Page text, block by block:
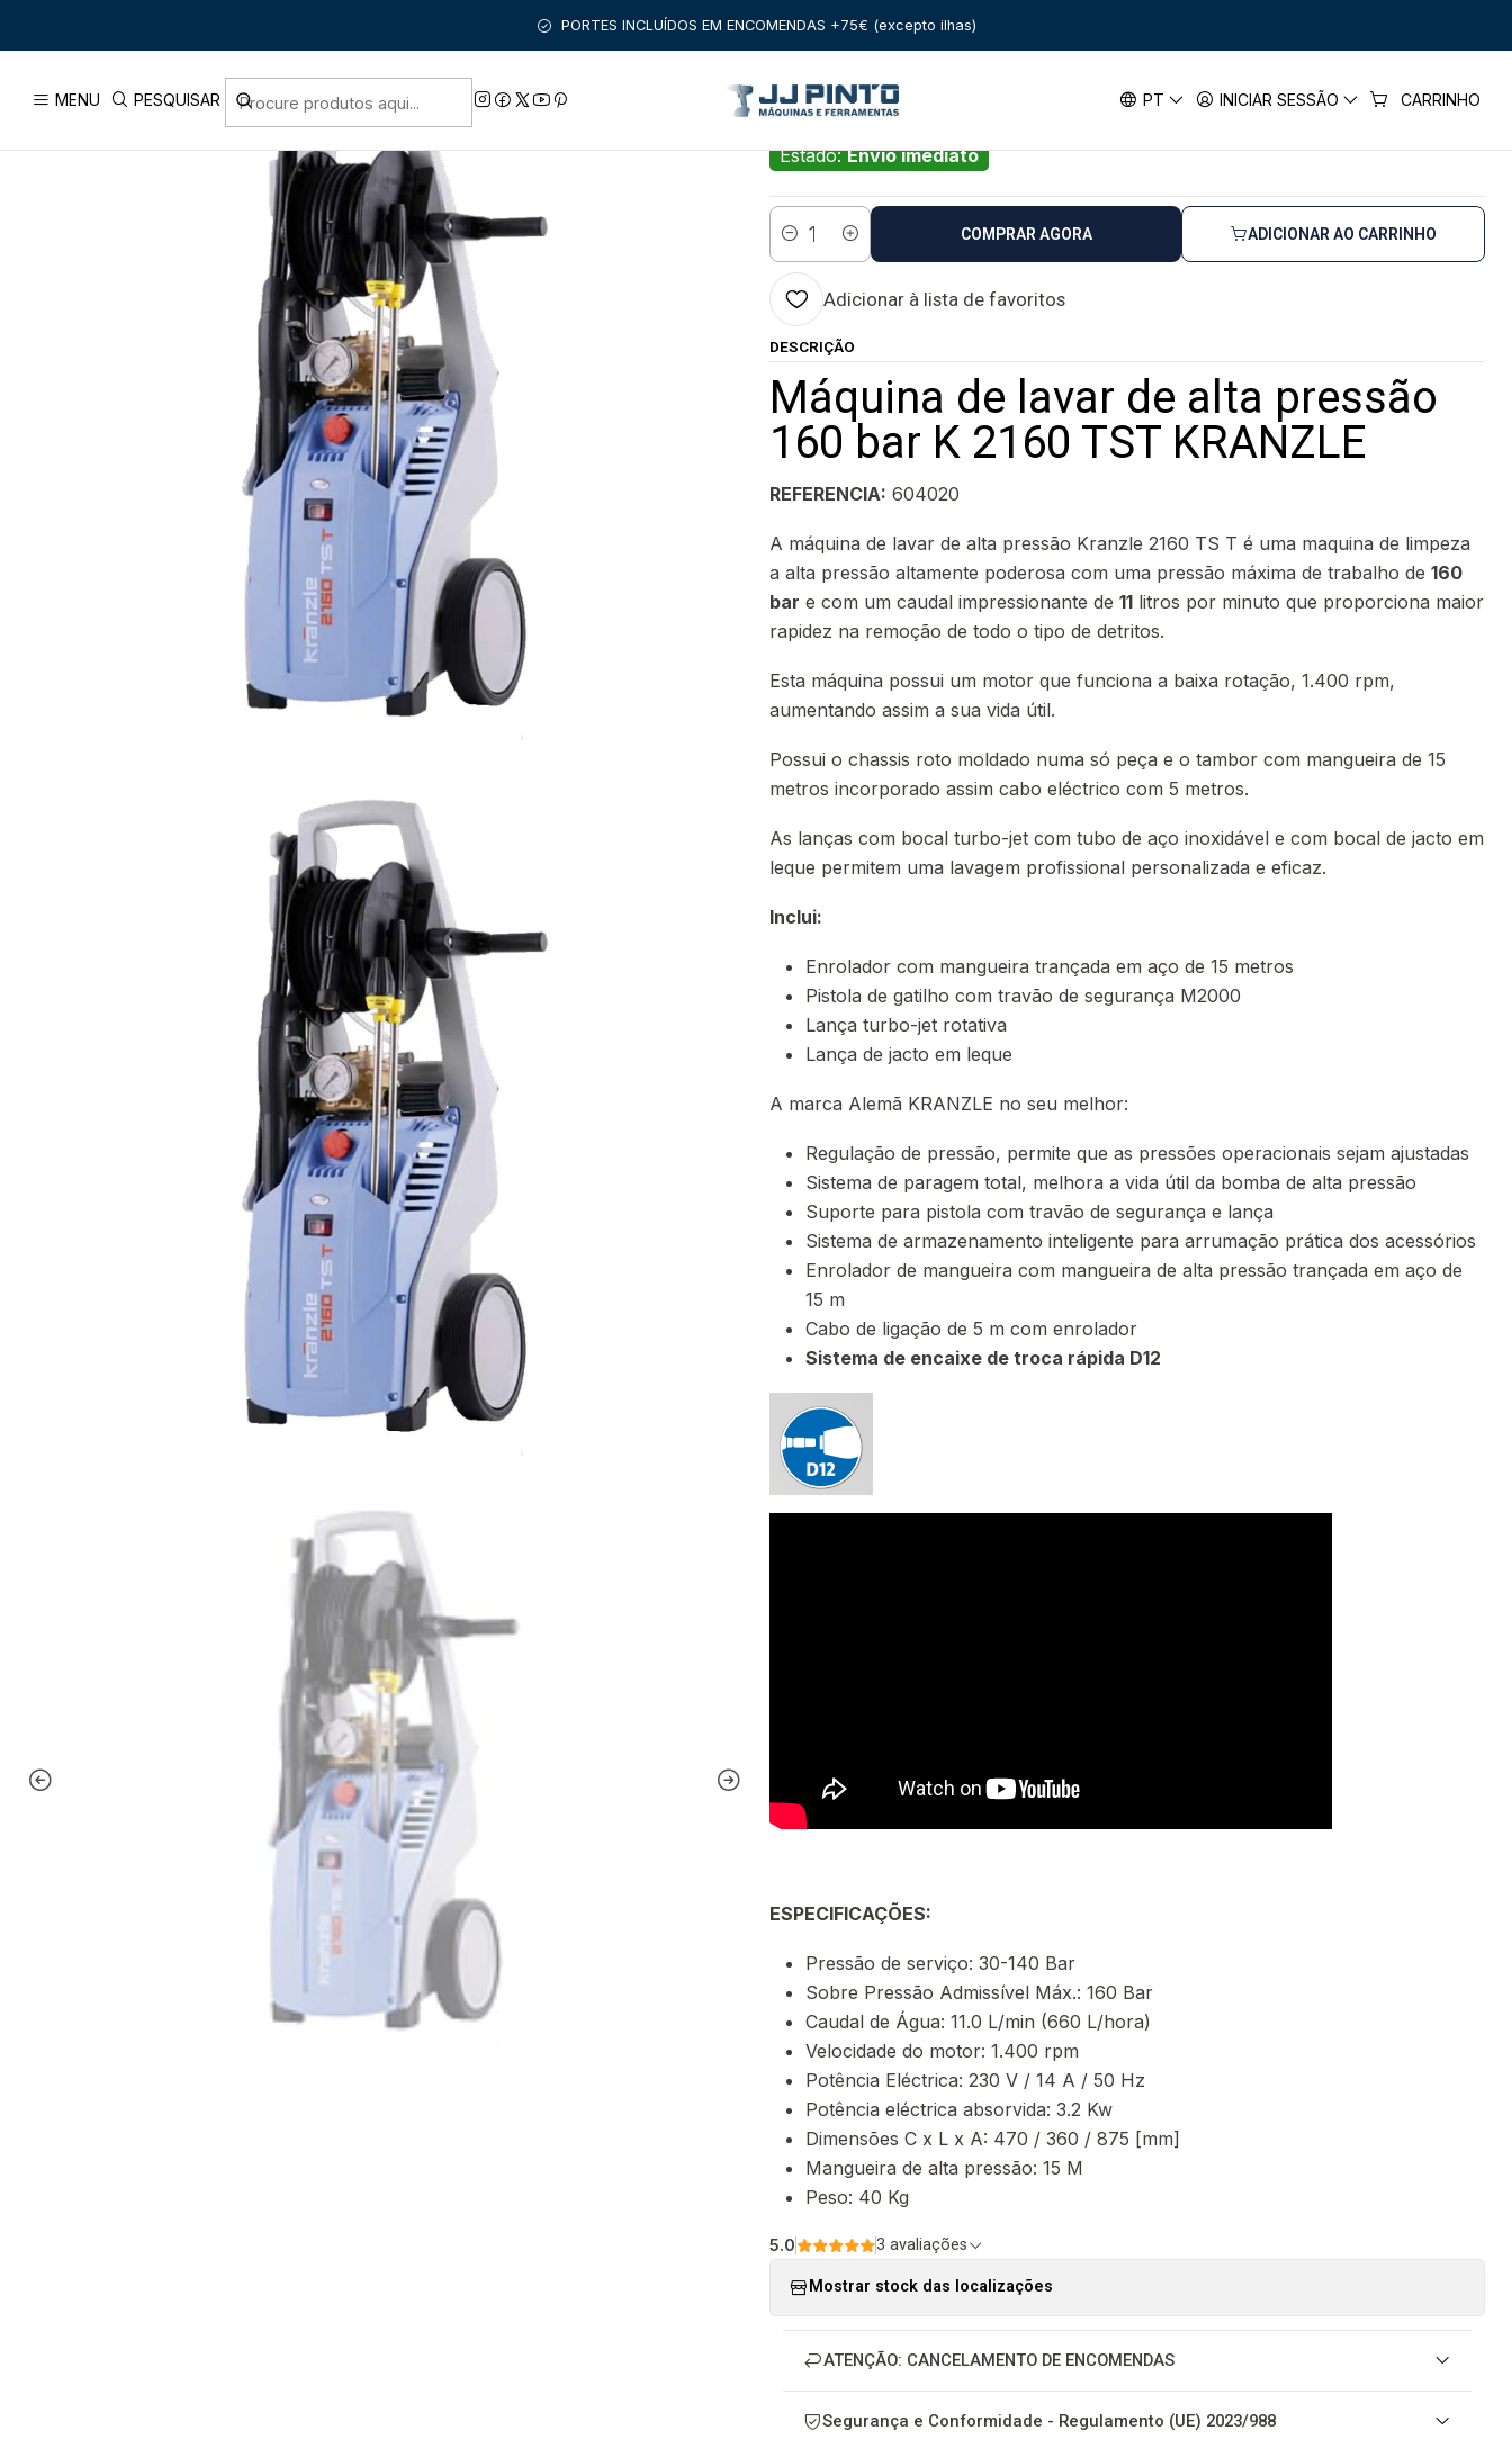
MENU PESQUISAR PT INICIAR SESSÃO CARRINHO
PORTES INCLUÍDOS EM ENCOMENDAS +75€ (excepto ilhas)
MÁQUINAS DE LAVAR DE ALTA PRESSÃO KRANZLE Máquina de lavar de alta pressão 160 bar K 2160 TST KRANZLE
Máquina de lavar de alta pressão 160 bar K 2160 TST
KRANZLE
Estado:Envio imediato
Quantidade
ADICIONAR AO CARRINHO
COMPRAR AGORA
Adicionar à lista de favoritos
DESCRIÇÃO
Máquina de lavar de alta pressão
160 bar K 2160 TST KRANZLE
REFERENCIA: 604020
A máquina de lavar de alta pressão Kranzle 2160 TS T é uma maquina de limpeza
a alta pressão altamente poderosa com uma pressão máxima de trabalho de 160
bar e com um caudal impressionante de 11 litros por minuto que proporciona maior
rapidez na remoção de todo o tipo de detritos.
Esta máquina possui um motor que funciona a baixa rotação, 1.400 rpm,
aumentando assim a sua vida útil.
Possui o chassis roto moldado numa só peça e o tambor com mangueira de 15
metros incorporado assim cabo eléctrico com 5 metros.
As lanças com bocal turbo-jet com tubo de aço inoxidável e com bocal de jacto em
leque permitem uma lavagem profissional personalizada e eficaz.
Inclui:
Enrolador com mangueira trançada em aço de 15 metros
Pistola de gatilho com travão de segurança M2000
Lança turbo-jet rotativa
Lança de jacto em leque
A marca Alemã KRANZLE no seu melhor:
Regulação de pressão, permite que as pressões operacionais sejam ajustadas
Sistema de paragem total, melhora a vida útil da bomba de alta pressão
Suporte para pistola com travão de segurança e lança
Sistema de armazenamento inteligente para arrumação prática dos acessórios
Enrolador de mangueira com mangueira de alta pressão trançada em aço de
15 m
Cabo de ligação de 5 m com enrolador
Sistema de encaixe de troca rápida D12
ESPECIFICAÇÕES:
Pressão de serviço: 30-140 Bar
Sobre Pressão Admissível Máx.: 160 Bar
Caudal de Água: 11.0 L/min (660 L/hora)
Velocidade do motor: 1.400 rpm
Potência Eléctrica: 230 V / 14 A / 50 Hz
Potência eléctrica absorvida: 3.2 Kw
Dimensões C x L x A: 470 / 360 / 875 [mm]
Mangueira de alta pressão: 15 M
Peso: 40 Kg
5.0 3 avaliações
Mostrar stock das localizações
ATENÇÃO: CANCELAMENTO DE ENCOMENDAS
Segurança e Conformidade - Regulamento (UE) 2023/988